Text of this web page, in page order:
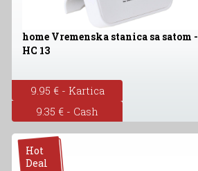
home Vremenska stanica sa satom -
HC 13
9.95 € - Kartica
9.35 € - Cash
Hot
Deal